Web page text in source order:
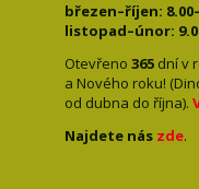
březen–říjen:
listopad–únor:
Otevřeno 365 dní v
a Nového roku!
od dubna do října).
Najdete nás zde.